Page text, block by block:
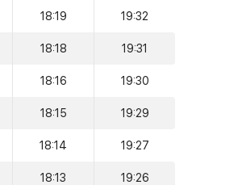
18:19 19:32
18:18 19:31
18:16 19:30
18:15 19:29
18:14 19:27
18:13 19:26